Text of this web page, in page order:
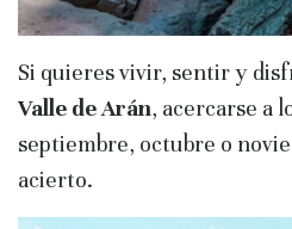
Si quieres vivir, sentir y
Valle de Arán, acercarse a
septiembre, octubre o
acierto.